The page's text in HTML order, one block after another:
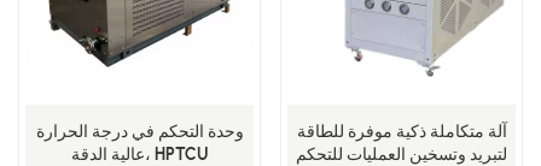
وحدة التحكم في درجة الحرارة
عالية الدقة، HPTCU
آلة متكاملة ذكية موفرة للطاقة
لتبريد وتسخين العمليات للتحكم